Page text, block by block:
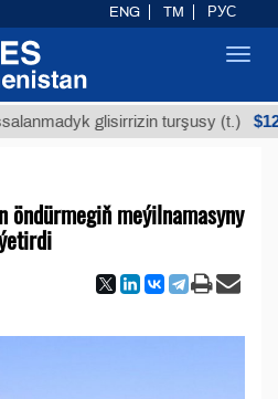
glisirrizin turşusy (t.)
öndürmegiň meýilnamasyny
ENG TM РУС